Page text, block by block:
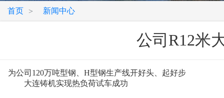
首页 > 新闻中心
公司R12米
为公司120万吨型钢、H型钢生产线开好头、起好步
大连铸机实现热负荷试车成功